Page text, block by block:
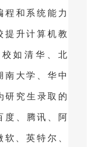
程和系统能力
提升计算机教
如清华、北
南大学、华中
研究生录取的
度、腾讯、阿
、英特尔、